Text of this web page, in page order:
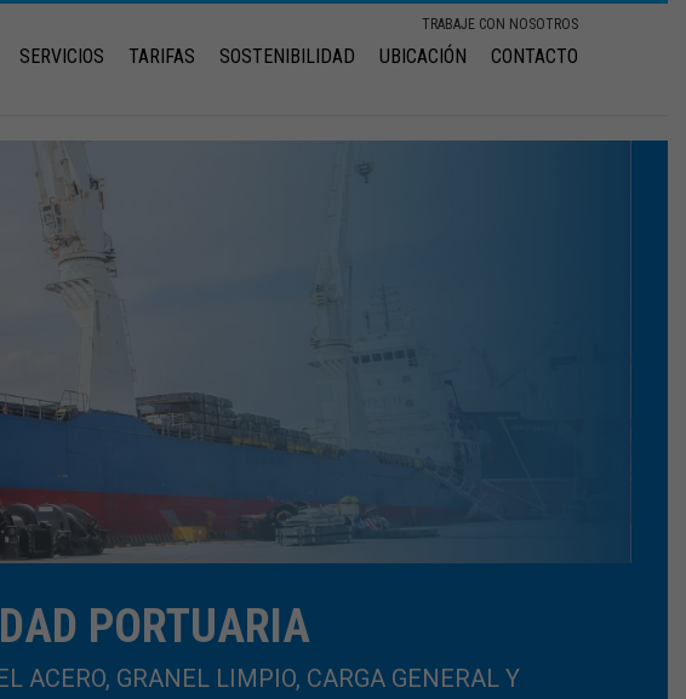
TRABAJE CON NOSOTROS
SERVICIOS TARIFAS SOSTENIBILIDAD UBICACIÓN CONTACTO
PORTUARIA
ACERO, GRANEL LIMPIO, CARGA GENERAL Y